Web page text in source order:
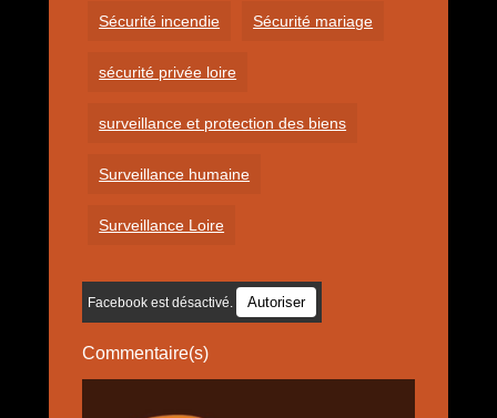
Sécurité incendie Sécurité mariage
sécurité privée loire
surveillance et protection des biens
Surveillance humaine
Surveillance Loire
Facebook est désactivé. Autoriser
Commentaire(s)